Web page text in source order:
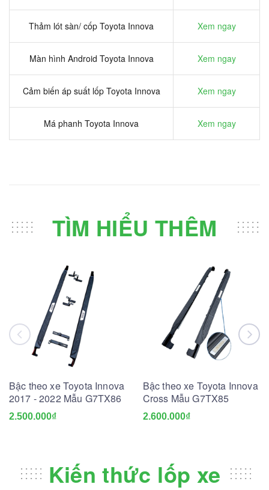
Thảm lót sàn/ cốp Toyota Innova Xem ngay
Màn hình Android Toyota Innova Xem ngay
Cảm biến áp suất lốp Toyota Innova Xem ngay
Má phanh Toyota Innova Xem ngay
TÌM HIỂU THÊM
Bậc theo xe Toyota Innova
2017 - 2022 Mẫu G7TX86
2.500.000₫
Bậc theo xe Toyota Innova
Cross Mẫu G7TX85
2.600.000₫
Kiến thức lốp xe